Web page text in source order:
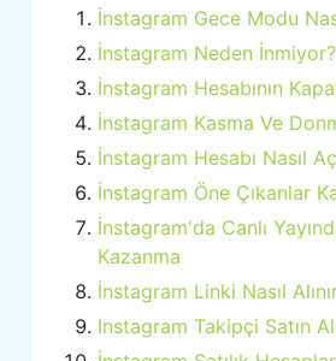
İnstagram Gece Modu
İnstagram Neden İnmiyor?
İnstagram Hesabının
İnstagram Kasma Ve
İnstagram Hesabı Nasıl
İnstagram Öne Çıkanlar
İnstagram'da Canlı
Kazanma
İnstagram Linki Nasıl
Instagram Takipçi Satın